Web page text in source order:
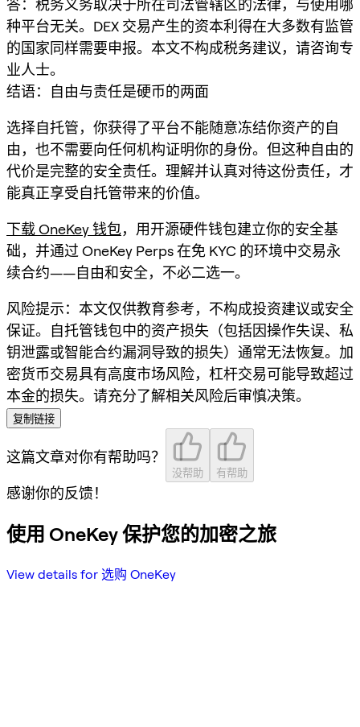
答：税务义务取决于所在司法管辖区的法律，与使用哪
种平台无关。DEX 交易产生的资本利得在大多数有监管
的国家同样需要申报。本文不构成税务建议，请咨询专
业人士。
结语：自由与责任是硬币的两面
选择自托管，你获得了平台不能随意冻结你资产的自
由，也不需要向任何机构证明你的身份。但这种自由的
代价是完整的安全责任。理解并认真对待这份责任，才
能真正享受自托管带来的价值。
下载 OneKey 钱包，用开源硬件钱包建立你的安全基
础，并通过 OneKey Perps 在免 KYC 的环境中交易永
续合约——自由和安全，不必二选一。
风险提示：本文仅供教育参考，不构成投资建议或安全
保证。自托管钱包中的资产损失（包括因操作失误、私
钥泄露或智能合约漏洞导致的损失）通常无法恢复。加
密货币交易具有高度市场风险，杠杆交易可能导致超过
本金的损失。请充分了解相关风险后审慎决策。
复制链接
这篇文章对你有帮助吗？
没帮助 有帮助
感谢你的反馈！
使用 OneKey 保护您的加密之旅
View details for 选购 OneKey